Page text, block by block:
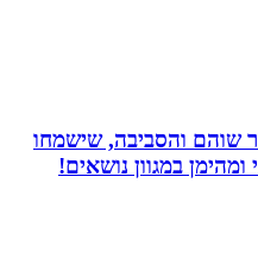
והסביבה, שישמחו
במגוון נושאים!